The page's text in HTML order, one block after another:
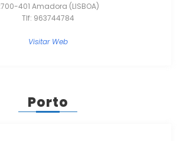
401 Amadora (LISBOA)
Tlf: 963744784
Visitar Web
Porto